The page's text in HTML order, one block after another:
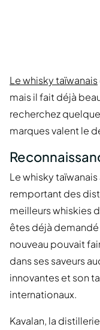
Le whisky taïwanais
mais il fait déjà
recherchez
marques valent le
Le whisky
remportant des
meilleurs whiskies
êtes déjà
nouveau pouvait
dans ses saveurs
innovantes et son
internationaux.
Kavalan, la